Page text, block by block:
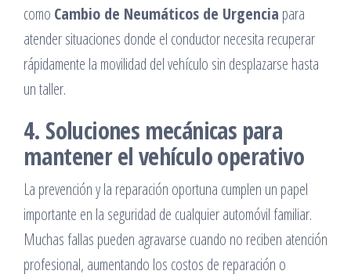
como Cambio de Neumáticos de Urgencia para
atender situaciones donde el conductor necesita recuperar
rápidamente la movilidad del vehículo sin desplazarse hasta
un taller.
4. Soluciones mecánicas para
mantener el vehículo operativo
La prevención y la reparación oportuna cumplen un papel
importante en la seguridad de cualquier automóvil familiar.
Muchas fallas pueden agravarse cuando no reciben atención
profesional, aumentando los costos de reparación o